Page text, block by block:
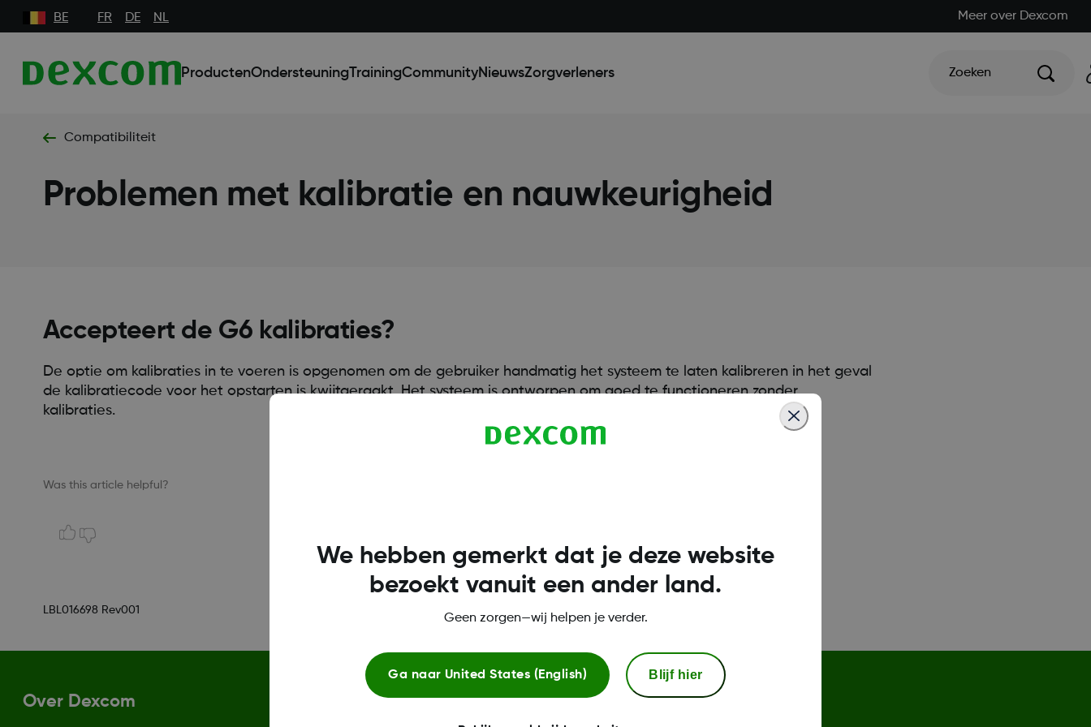
BE FR DE NL Meer over Dexcom
ProductenOndersteuningTrainingCommunityNieuwsZorgverleners Zoeken
Compatibiliteit
Problemen met kalibratie en nauwkeurigheid
Accepteert de G6 kalibraties?
De optie om kalibraties in te voeren is opgenomen om de gebruiker handmatig het systeem te laten kalibreren in het geval
de kalibratiecode voor het opstarten is kwijtgeraakt. Het systeem is ontworpen om goed te functioneren zonder
kalibraties.
Was this article helpful?
LBL016698 Rev001
Over Dexcom Meer informatie
We hebben gemerkt dat je deze website
bezoekt vanuit een ander land.
Geen zorgen—wij helpen je verder.
Ga naar United States (English) Blijf hier